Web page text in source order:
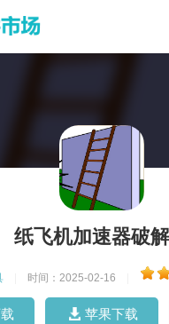
纸飞机加速器破
时间：2025-02-16
苹果下载